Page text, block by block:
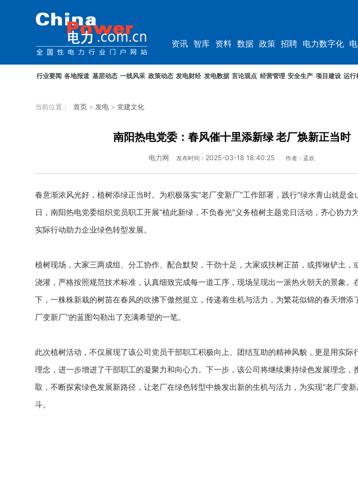
资讯 智库 资料 数据 政策 招聘 电力数字化
行业要闻 各地报道 基层动态 一线风采 政策动态 发电财经 发电数据 言论观点 经营管理 安全生产 项目建设 运行
当前位置： 首页 > 发电 > 党建文化
南阳热电党委：春风催十里添新绿 老厂焕新正当时
电力网 发布时间： 2025-03-18 18:40:25 作者：孟欢
春意渐浓风光好，植树添绿正当时。为积极落实“老厂变新厂”工作部署，践行“绿水青山就是金
日，南阳热电党委组织党员职工开展“植此新绿，不负春光”义务植树主题党日活动，齐心协力
实际行动助力企业绿色转型发展。
植树现场，大家三两成组、分工协作、配合默契，干劲十足，大家或扶树正苗，或挥锹铲土，
浇灌，严格按照规范技术标准，认真细致完成每一道工序，现场呈现出一派热火朝天的景象。
下，一株株新栽的树苗在春风的吹拂下傲然挺立，传递着生机与活力，为繁花似锦的春天增添
厂变新厂”的蓝图勾勒出了充满希望的一笔。
此次植树活动，不仅展现了该公司党员干部职工积极向上、团结互助的精神风貌，更是用实际
理念，进一步增进了干部职工的凝聚力和向心力。下一步，该公司将继续秉持绿色发展理念，
取，不断探索绿色发展新路径，让老厂在绿色转型中焕发出新的生机与活力，为实现“老厂变
斗。